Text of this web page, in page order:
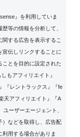
』を利用していま
等の情報を分析して、
する広告を表示するこ
宣伝しリンクすることに
ことを目的に設定された
もアフィリエイト』
『レントラックス』『fe
天アフィリエイト』『A
ーザーエージェント、
）などを取得し、広告配
用する場合がありま